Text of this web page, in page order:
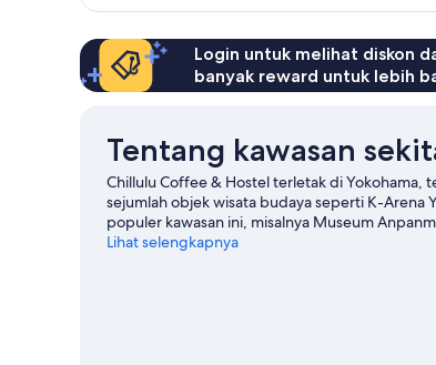
Login untuk melihat diskon
banyak reward untuk lebih
Tentang kawasan
Chillulu Coffee & Hostel terletak di Yokohama,
sejumlah objek wisata budaya seperti K-Arena
populer kawasan ini, misalnya Museum
permainan? Coba periksa Yokohama Arena atau
Lihat selengkapnya